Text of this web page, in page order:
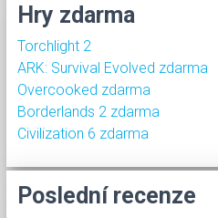
Hry zdarma
Torchlight 2
ARK: Survival Evolved zdarma
Overcooked zdarma
Borderlands 2 zdarma
Civilization 6 zdarma
Poslední recenze